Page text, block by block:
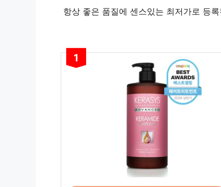
항상 좋은 품질에 센스있는 최저가로 등
1